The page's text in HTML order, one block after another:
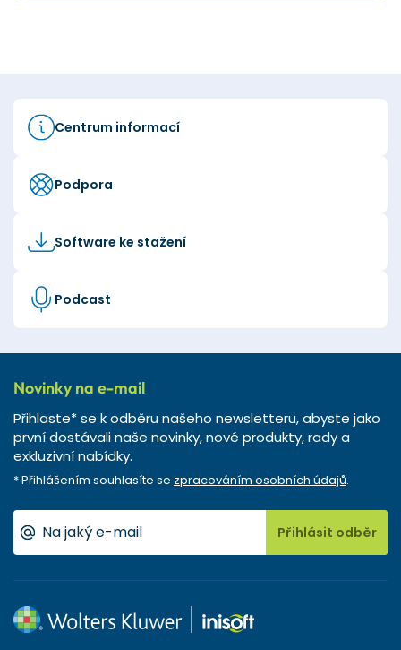
Centrum informací
Podpora
Software ke stažení
Podcast
Novinky na e-mail
Přihlaste* se k odběru našeho newsletteru, abyste jako
první dostávali naše novinky, nové produkty, rady a
exkluzivní nabídky.
* Přihlášením souhlasíte se zpracováním osobních údajů.
Přihlásit odběr